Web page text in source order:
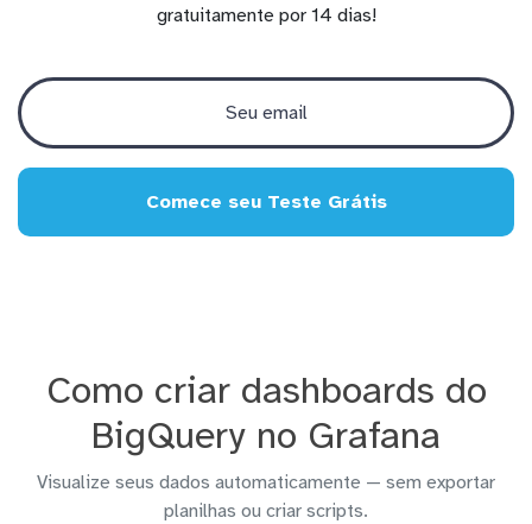
gratuitamente por 14 dias!
Comece seu Teste Grátis
Como criar dashboards do
BigQuery no Grafana
Visualize seus dados automaticamente — sem exportar
planilhas ou criar scripts.